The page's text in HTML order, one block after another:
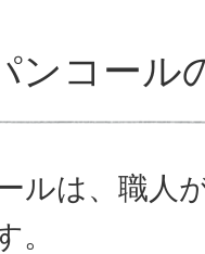
ンコール
ルは、職人
。